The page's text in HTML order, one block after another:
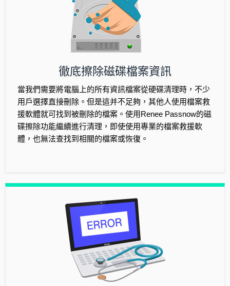
徹底擦除磁碟檔案資訊
當我們需要將電腦上的所有資訊檔案從硬碟清理時，不少
用戶選擇直接刪除。但是這并不足夠，其他人使用檔案救
援軟體就可找到被刪除的檔案。使用Renee Passnow的磁
碟擦除功能繼續進行清理，即使使用專業的檔案救援軟
體，也無法查找到相關的檔案或恢復。